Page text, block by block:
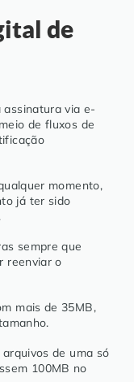
de
assinatura via e-
de fluxos de
momento,
já ter sido
sempre que
reenviar o
mais de 35MB,
de uma só
100MB no